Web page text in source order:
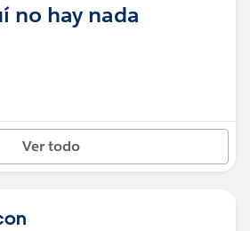
no hay nada
Ver todo